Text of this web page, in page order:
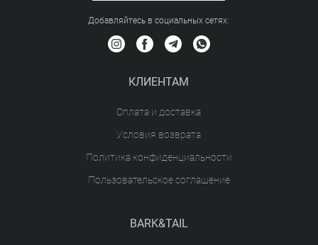
Добавляйтесь в социальных сетяx:
КЛИЕНТАМ
Оплата и доставка
Условия возврата
Политика конфиденциальности
Пользовательское соглашение
BARK&TAIL